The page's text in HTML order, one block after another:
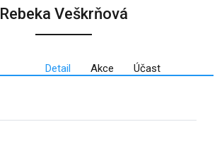
Rebeka Veškrňová
Detail Akce Účast